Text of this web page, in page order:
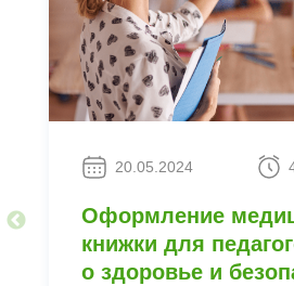
20.05.2024
Оформление
книжки для
о здоровье и